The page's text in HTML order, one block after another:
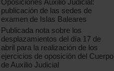
Oposiciones Auxilio Judicial:
publicación de las sedes de
examen de Islas Baleares
Publicada nota sobre los
desplazamientos del día 17 de
abril para la realización de los
ejercicios de oposición del Cuerpo
de Auxilio Judicial